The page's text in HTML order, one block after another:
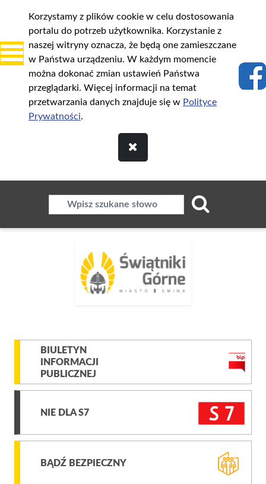
Korzystamy z plików cookie w celu dostosowania
portalu do potrzeb użytkownika. Korzystanie z
naszej witryny oznacza, że będą one zamieszczane
w Państwa urządzeniu. W każdym momencie
można dokonać zmian ustawień Państwa
przeglądarki. Więcej informacji na temat
przetwarzania danych znajduje się w Polityce
Prywatności.
BIULETYN
INFORMACJI
PUBLICZNEJ
NIE DLA S7
BĄDŹ BEZPIECZNY